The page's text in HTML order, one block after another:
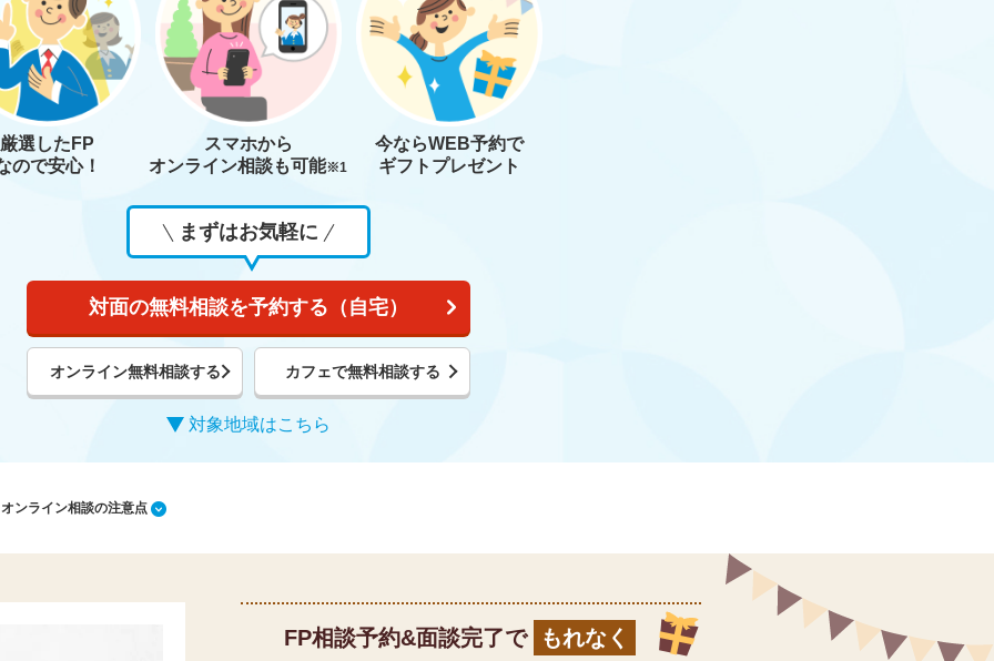
厳選したFP
ので安心！
スマホから
オンライン相談も可能※1
今ならWEB予約で
ギフトプレゼント
まずはお気軽に
対面の無料相談を予約する（自宅）
オンライン無料相談する カフェで無料相談する
対象地域はこちら
ンライン相談の注意点
FP相談予約&面談完了で もれなく